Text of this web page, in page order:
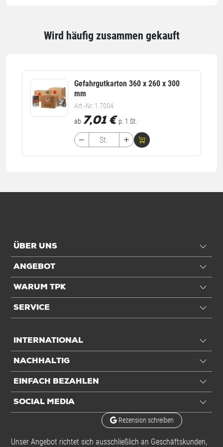
200 µm
Einheiten
Einheiten Stück: 1 Stück / 0,103 kg
Alle Angaben ohne Gewähr, Druckfehler vorbehalten.
Wird häufig zusammen gekauft
Gefahrgutkarton 360 x 260 x 300
mm
Art.-Nr. 1.7004
ab 7,01 € p. 1 St.
ÜBER UNS
ANGEBOT
WARUM TPK
SERVICE
INTERNATIONAL
NACHHALTIG
EINFACH BEZAHLEN
SOCIAL MEDIA
Rezension schreiben
Unser Angebot richtet sich ausschließlich an Geschäftskunden,